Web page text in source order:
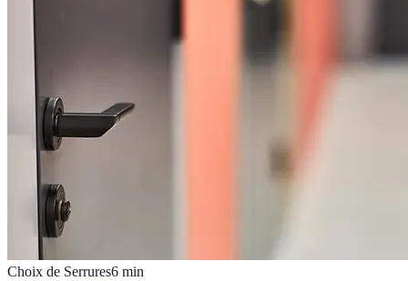
Choix de Serrures6 min